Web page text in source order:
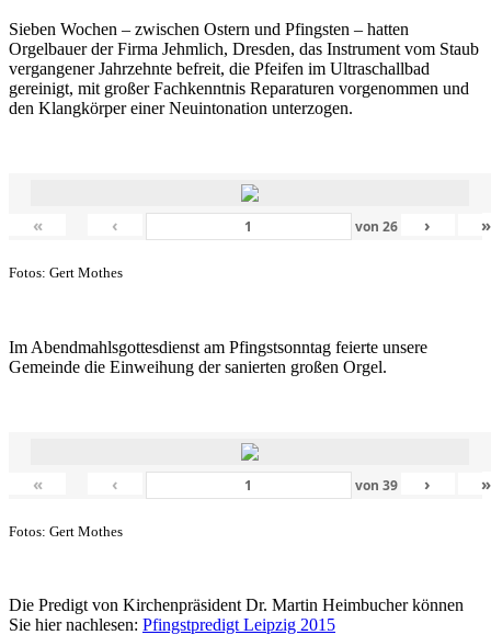
Sieben Wochen – zwischen Ostern und Pfingsten – hatten
Orgelbauer der Firma Jehmlich, Dresden, das Instrument vom Staub
vergangener Jahrzehnte befreit, die Pfeifen im Ultraschallbad
gereinigt, mit großer Fachkenntnis Reparaturen vorgenommen und
den Klangkörper einer Neuintonation unterzogen.
« ‹ von 26 › »
Fotos: Gert Mothes
Im Abendmahlsgottesdienst am Pfingstsonntag feierte unsere
Gemeinde die Einweihung der sanierten großen Orgel.
« ‹ von 39 › »
Fotos: Gert Mothes
Die Predigt von Kirchenpräsident Dr. Martin Heimbucher können
Sie hier nachlesen: Pfingstpredigt Leipzig 2015